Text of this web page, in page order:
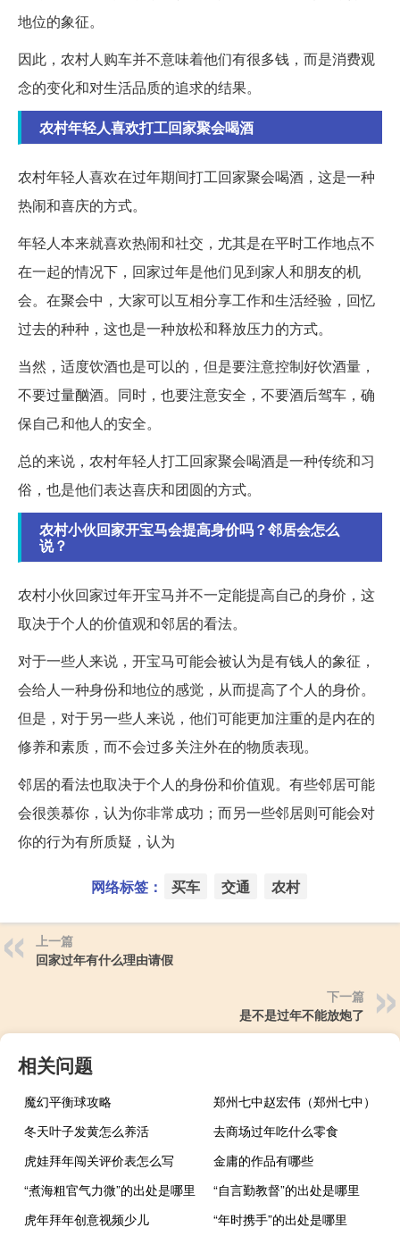
地位的象征。
因此，农村人购车并不意味着他们有很多钱，而是消费观
念的变化和对生活品质的追求的结果。
农村年轻人喜欢打工回家聚会喝酒
农村年轻人喜欢在过年期间打工回家聚会喝酒，这是一种
热闹和喜庆的方式。
年轻人本来就喜欢热闹和社交，尤其是在平时工作地点不
在一起的情况下，回家过年是他们见到家人和朋友的机
会。在聚会中，大家可以互相分享工作和生活经验，回忆
过去的种种，这也是一种放松和释放压力的方式。
当然，适度饮酒也是可以的，但是要注意控制好饮酒量，
不要过量酗酒。同时，也要注意安全，不要酒后驾车，确
保自己和他人的安全。
总的来说，农村年轻人打工回家聚会喝酒是一种传统和习
俗，也是他们表达喜庆和团圆的方式。
农村小伙回家开宝马会提高身价吗？邻居会怎么
说？
农村小伙回家过年开宝马并不一定能提高自己的身价，这
取决于个人的价值观和邻居的看法。
对于一些人来说，开宝马可能会被认为是有钱人的象征，
会给人一种身份和地位的感觉，从而提高了个人的身价。
但是，对于另一些人来说，他们可能更加注重的是内在的
修养和素质，而不会过多关注外在的物质表现。
邻居的看法也取决于个人的身份和价值观。有些邻居可能
会很羡慕你，认为你非常成功；而另一些邻居则可能会对
你的行为有所质疑，认为
网络标签： 买车 交通 农村
上一篇
回家过年有什么理由请假
下一篇
是不是过年不能放炮了
相关问题
魔幻平衡球攻略
郑州七中赵宏伟（郑州七中）
冬天叶子发黄怎么养活
去商场过年吃什么零食
虎娃拜年闯关评价表怎么写
金庸的作品有哪些
“煮海粗官气力微”的出处是哪里
“自言勤教督”的出处是哪里
虎年拜年创意视频少儿
“年时携手”的出处是哪里